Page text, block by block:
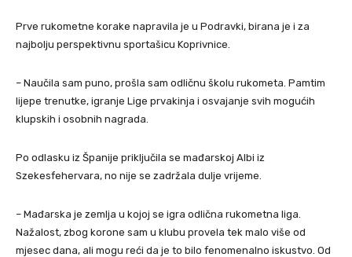
Prve rukometne korake napravila je u Podravki, birana je i za
najbolju perspektivnu sportašicu Koprivnice.
– Naučila sam puno, prošla sam odličnu školu rukometa. Pamtim
lijepe trenutke, igranje Lige prvakinja i osvajanje svih mogućih
klupskih i osobnih nagrada.
Po odlasku iz Španije priključila se mađarskoj Albi iz
Szekesfehervara, no nije se zadržala dulje vrijeme.
– Mađarska je zemlja u kojoj se igra odlična rukometna liga.
Nažalost, zbog korone sam u klubu provela tek malo više od
mjesec dana, ali mogu reći da je to bilo fenomenalno iskustvo. Od